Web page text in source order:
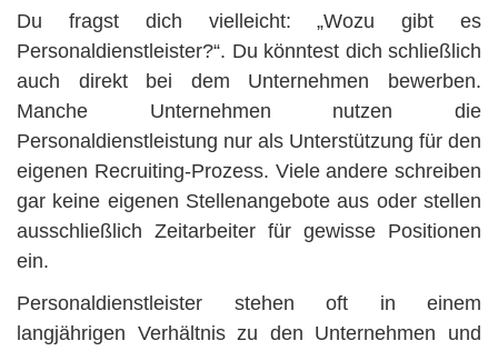
Du fragst dich vielleicht: „Wozu gibt es
Personaldienstleister?“. Du könntest dich schließlich
auch direkt bei dem Unternehmen bewerben.
Manche Unternehmen nutzen die
Personaldienstleistung nur als Unterstützung für den
eigenen Recruiting-Prozess. Viele andere schreiben
gar keine eigenen Stellenangebote aus oder stellen
ausschließlich Zeitarbeiter für gewisse Positionen
ein.
Personaldienstleister stehen oft in einem
langjährigen Verhältnis zu den Unternehmen und